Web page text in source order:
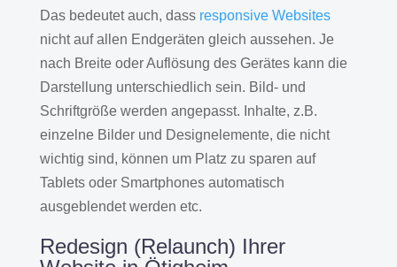
Das bedeutet auch, dass responsive Websites
nicht auf allen Endgeräten gleich aussehen. Je
nach Breite oder Auflösung des Gerätes kann die
Darstellung unterschiedlich sein. Bild- und
Schriftgröße werden angepasst. Inhalte, z.B.
einzelne Bilder und Designelemente, die nicht
wichtig sind, können um Platz zu sparen auf
Tablets oder Smartphones automatisch
ausgeblendet werden etc.
Redesign (Relaunch) Ihrer